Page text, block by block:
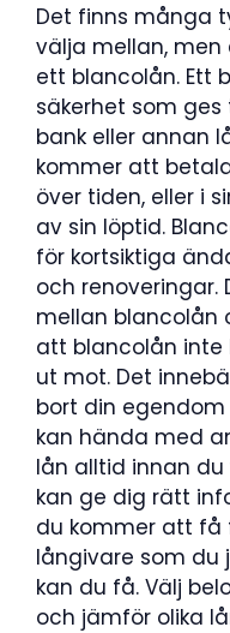
Det finns många
välja mellan,
ett blancolån. Ett
säkerhet som
bank eller annan
kommer att
över tiden, eller i
av sin löptid.
för kortsiktiga
och renoveringar.
mellan blancolån
att blancolån inte
ut mot. Det
bort din
kan hända med
lån alltid innan du
kan ge dig rätt
du kommer att
långivare som du
kan du få. Välj
och jämför olika